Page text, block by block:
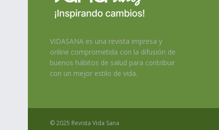
VIDASANA es una revista impresa y
online comprometida con la difusión de
buenos hábitos de salud para contribuir
con un mejor estilo de vida.
© 2025 Revista Vida Sana